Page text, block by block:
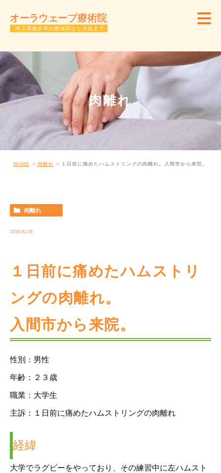
肉離れ
HOME 肉離れ １日前に痛めたハムストリングの肉離れ。入間市から来院。
肉離れ
2018.02.08
１日前に痛めたハムストリ
ングの肉離れ。
入間市から来院。
性別：男性
年齢：２３歳
職業：大学生
主訴：１日前に痛めたハムストリングの肉離れ
経緯
大学でラグビーをやっており、その練習中に左ハムスト